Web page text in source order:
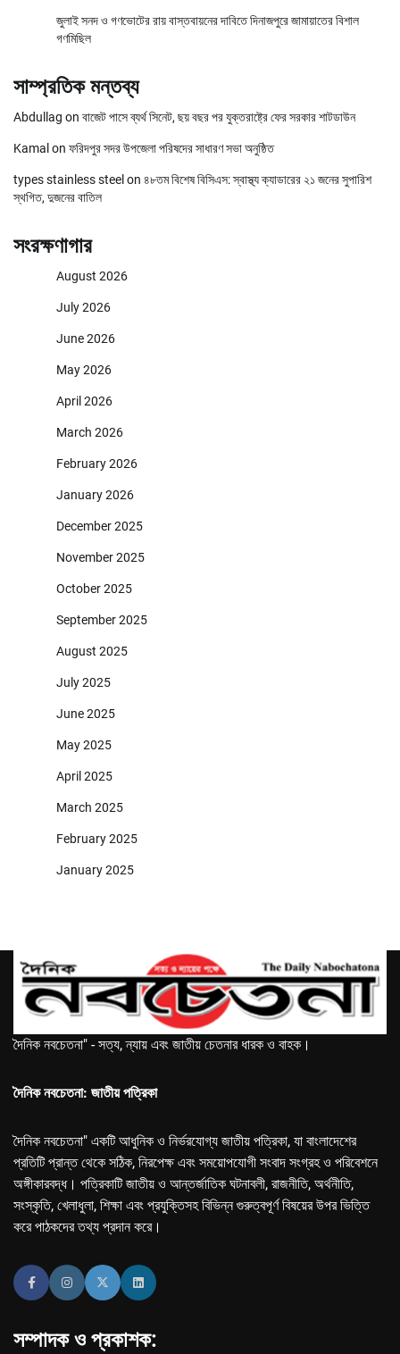
জুলাই সনদ ও গণভোটের রায় বাস্তবায়নের দাবিতে দিনাজপুরে জামায়াতের বিশাল
গণমিছিল
সাম্প্রতিক মন্তব্য
Abdullag on বাজেট পাসে ব্যর্থ সিনেট, ছয় বছর পর যুক্তরাষ্ট্রে ফের সরকার শাটডাউন
Kamal on ফরিদপুর সদর উপজেলা পরিষদের সাধারণ সভা অনুষ্ঠিত
types stainless steel on ৪৮তম বিশেষ বিসিএস: স্বাস্থ্য ক্যাডারের ২১ জনের সুপারিশ
স্থগিত, দুজনের বাতিল
সংরক্ষণাগার
August 2026
July 2026
June 2026
May 2026
April 2026
March 2026
February 2026
January 2026
December 2025
November 2025
October 2025
September 2025
August 2025
July 2025
June 2025
May 2025
April 2025
March 2025
February 2025
January 2025
দৈনিক নবচেতনা" - সত্য, ন্যায় এবং জাতীয় চেতনার ধারক ও বাহক।
দৈনিক নবচেতনা: জাতীয় পত্রিকা
দৈনিক নবচেতনা" একটি আধুনিক ও নির্ভরযোগ্য জাতীয় পত্রিকা, যা বাংলাদেশের
প্রতিটি প্রান্ত থেকে সঠিক, নিরপেক্ষ এবং সময়োপযোগী সংবাদ সংগ্রহ ও পরিবেশনে
অঙ্গীকারবদ্ধ। পত্রিকাটি জাতীয় ও আন্তর্জাতিক ঘটনাবলী, রাজনীতি, অর্থনীতি,
সংস্কৃতি, খেলাধুলা, শিক্ষা এবং প্রযুক্তিসহ বিভিন্ন গুরুত্বপূর্ণ বিষয়ের উপর ভিত্তি
করে পাঠকদের তথ্য প্রদান করে।
সম্পাদক ও প্রকাশক: